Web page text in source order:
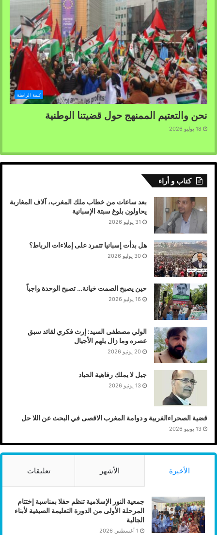
كلمة الرابطة
نحن والتعتيم الممنهج حول قضيتنا الوطنية
18 يوليو 2026
كتاب و أراء
بعد ساعات من خطاب ملك المغرب، آلاف المغاربة
يحاولون بلوغ سبتة الإسبانية
31 يوليو 2026
هل بدأت إسبانيا تتمرد على إملاءات الرباط؟
30 يوليو 2026
حين يصبح الصمت خيانة… تصبح الوحدة واجباً
16 يوليو 2026
الولي مصطفى السيد: إرث فكري لقائد سبق
عصره وما زال يلهم الأجيال
20 يونيو 2026
جيل لا يملك رفاهية الحياد
13 يونيو 2026
قضية الصحراءالغربية و دوامة المغرب الاقصى في البحث عن اللا حل
13 يونيو 2026
الأخيرة الأشهر تعليقات
جمعية النور الإسلامية تنظم حفلا بمناسبة إختتام
المرحلة الأولى من الدورة التعليمة الصيفية لأبناء
الجالية
1 أغسطس 2026